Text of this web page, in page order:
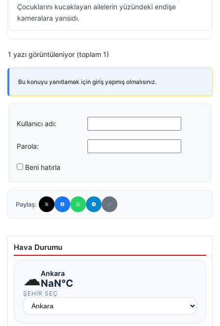
Çocuklarını kucaklayan ailelerin yüzündeki endişe
kameralara yansıdı.
1 yazı görüntüleniyor (toplam 1)
Bu konuyu yanıtlamak için giriş yapmış olmalısınız.
Kullanıcı adı:
Parola:
Beni hatırla
Paylaş:
Hava Durumu
☁Ankara
NaN°C
ŞEHIR SEÇ